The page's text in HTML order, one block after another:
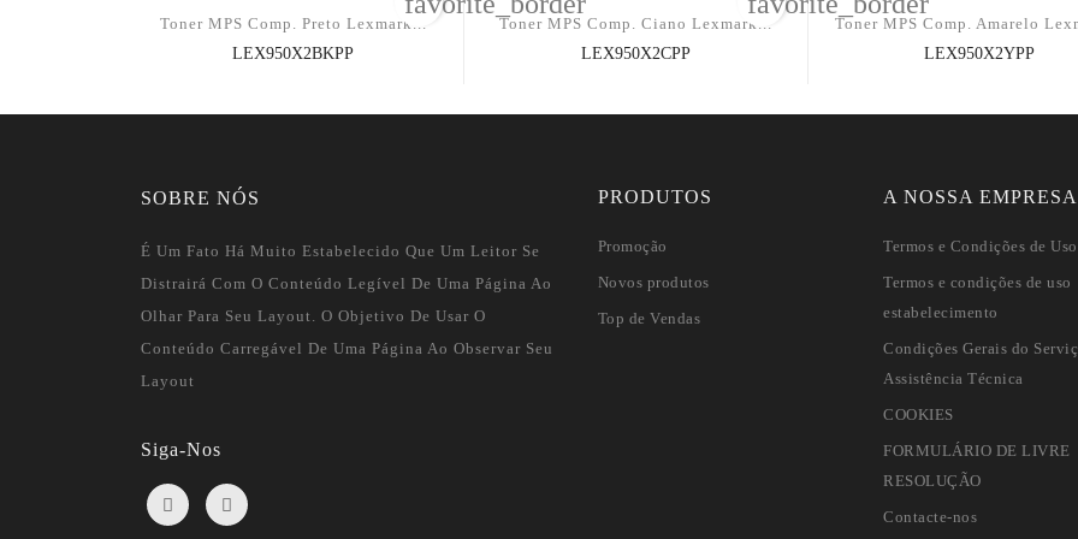
Toner MPS Comp. Preto Lexmark...
LEX950X2BKPP
Toner MPS Comp. Ciano Lexmark...
LEX950X2CPP
Toner MPS Comp. Amarelo
LEX950X2YPP
SOBRE NÓS
É Um Fato Há Muito Estabelecido Que Um Leitor Se
Distrairá Com O Conteúdo Legível De Uma Página Ao
Olhar Para Seu Layout. O Objetivo De Usar O
Conteúdo Carregável De Uma Página Ao Observar Seu
Layout
Siga-Nos
PRODUTOS
Promoção
Novos produtos
Top de Vendas
A NOSSA EMPRESA
Termos e Condições de
Termos e condições de uso
estabelecimento
Condições Gerais do
Assistência Técnica
COOKIES
FORMULÁRIO DE LIVRE
RESOLUÇÃO
Contacte-nos